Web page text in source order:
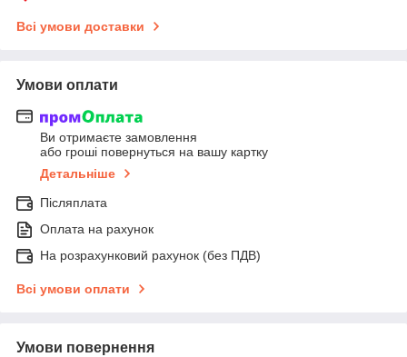
Всі умови доставки
Умови оплати
Ви отримаєте замовлення
або гроші повернуться на вашу картку
Детальніше
Післяплата
Оплата на рахунок
На розрахунковий рахунок (без ПДВ)
Всі умови оплати
Умови повернення